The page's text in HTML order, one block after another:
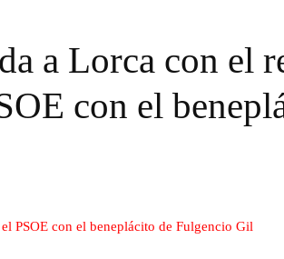
a Lorca con el
con el